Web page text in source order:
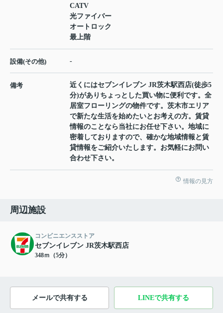
CATV
光ファイバー
オートロック
最上階
設備(その他) -
備考
近くにはセブンイレブン JR茨木駅西店(徒歩5
分)がありちょっとした買い物に便利です。全
居室フローリングの物件です。茨木市エリア
で新たな生活を始めたいとお考えの方。賃貸
情報のことなら当社にお任せ下さい。地域に
密着しておりますので、確かな地域情報と賃
貸情報をご紹介いたします。お気軽にお問い
合わせ下さい。
情報の見方
周辺施設
コンビニエンスストア
セブンイレブン JR茨木駅西店
348ｍ（5分）
メールで共有する LINEで共有する